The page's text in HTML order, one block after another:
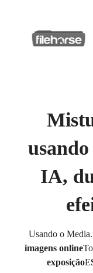
usando
IA,
Usando o
imagens online
exposiçãoE